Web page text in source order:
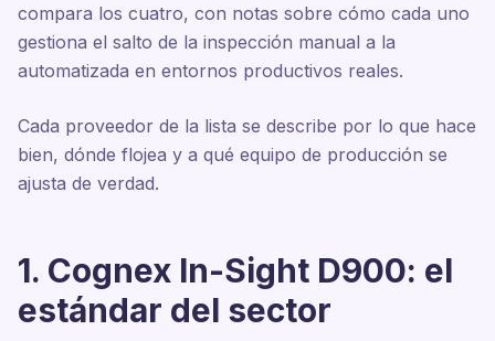
compara los cuatro, con notas sobre cómo cada uno
gestiona el salto de la inspección manual a la
automatizada en entornos productivos reales.
Cada proveedor de la lista se describe por lo que hace
bien, dónde flojea y a qué equipo de producción se
ajusta de verdad.
1. Cognex In-Sight D900: el
estándar del sector